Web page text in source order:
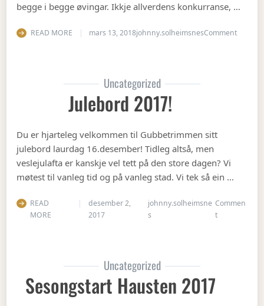
begge i begge øvingar. Ikkje allverdens konkurranse, …
READ MORE mars 13, 2018johnny.solheimsnesCommenton
Uncategorized
Julebord 2017!
Du er hjarteleg velkommen til Gubbetrimmen sitt
julebord laurdag 16.desember! Tidleg altså, men
veslejulafta er kanskje vel tett på den store dagen? Vi
møtest til vanleg tid og på vanleg stad. Vi tek så ein …
READ
MORE
desember 2,
2017
johnny.solheimsne
s
Commen
ton Julebord
Uncategorized
Sesongstart Hausten 2017